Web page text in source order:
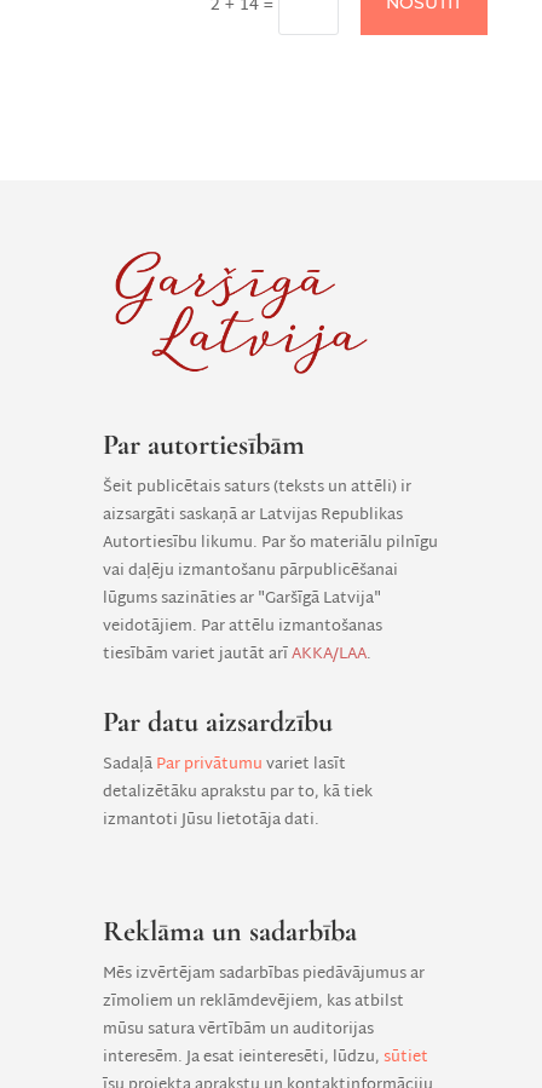
Par autortiesībām
Šeit publicētais saturs (teksts un attēli) ir
aizsargāti saskaņā ar Latvijas Republikas
Autortiesību likumu. Par šo materiālu pilnīgu
vai daļēju izmantošanu pārpublicēšanai
lūgums sazināties ar "Garšīgā Latvija"
veidotājiem. Par attēlu izmantošanas
tiesībām variet jautāt arīAKKA/LAA.
Par datu aizsardzību
SadaļāPar privātumuvariet lasīt
detalizētāku aprakstu par to, kā tiek
izmantoti Jūsu lietotāja dati.
Reklāma un sadarbība
Mēs izvērtējam sadarbības piedāvājumus ar
zīmoliem un reklāmdevējiem, kas atbilst
mūsu satura vērtībām un auditorijas
interesēm. Ja esat ieinteresēti, lūdzu, sūtiet